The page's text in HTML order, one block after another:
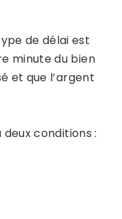
de délai est
minute du bien
et que l’argent
conditions :